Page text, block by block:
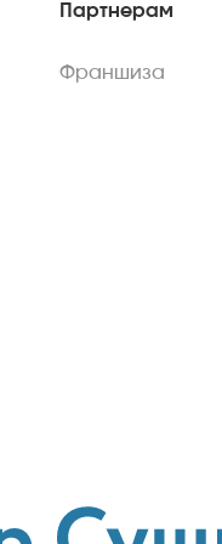
Партнерам
Франшиза